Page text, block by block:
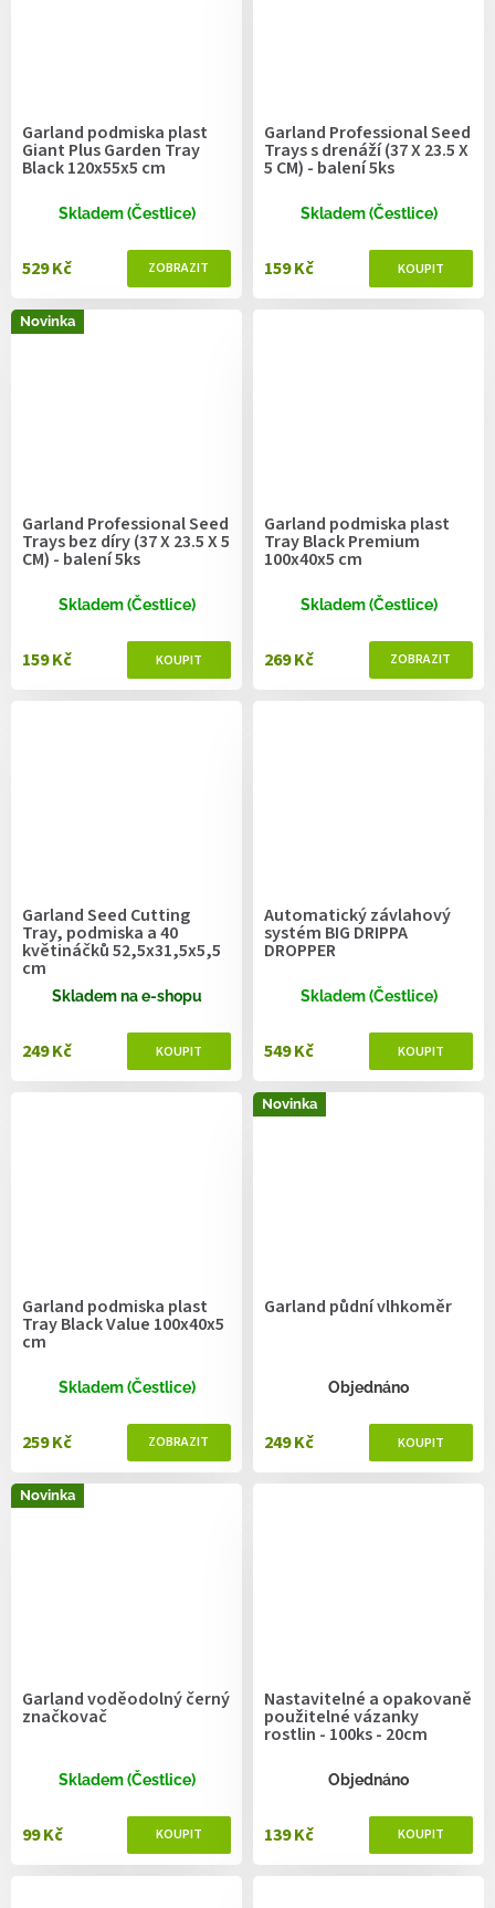
Garland podmiska plast
Giant Plus Garden Tray
Black 120x55x5 cm
Skladem (Čestlice)
529 Kč
Garland Professional Seed
Trays s drenáží (37 X 23.5 X
5 CM) - balení 5ks
Skladem (Čestlice)
159 Kč
Novinka
Garland Professional Seed
Trays bez díry (37 X 23.5 X 5
CM) - balení 5ks
Skladem (Čestlice)
159 Kč
Garland podmiska plast
Tray Black Premium
100x40x5 cm
Skladem (Čestlice)
269 Kč
Garland Seed Cutting
Tray, podmiska a 40
květináčků 52,5x31,5x5,5
cm
Skladem na e-shopu
249 Kč
Automatický závlahový
systém BIG DRIPPA
DROPPER
Skladem (Čestlice)
549 Kč
Garland podmiska plast
Tray Black Value 100x40x5
cm
Skladem (Čestlice)
259 Kč
Novinka
Garland půdní vlhkoměr
Objednáno
249 Kč
Novinka
Garland voděodolný černý
značkovač
Skladem (Čestlice)
99 Kč
Nastavitelné a opakovaně
použitelné vázanky
rostlin - 100ks - 20cm
Objednáno
139 Kč